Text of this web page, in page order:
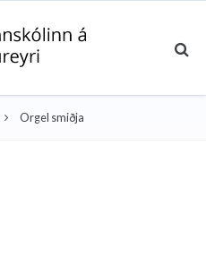
Orgel smiðja